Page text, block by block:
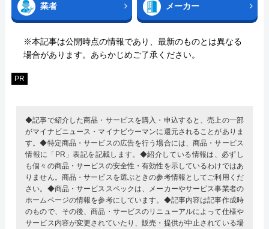
業者 メーカー
※本記事は公開時点の情報であり、最新のものとは異なる
場合があります。あらかじめご了承ください。
PR
◆記事で紹介した商品・サービスを購入・申込すると、売上の一部
がマイナビニュース・マイナビウーマンに還元されることがありま
す。◆特定商品・サービスの広告を行う場合には、商品・サービス
情報に「PR」表記を記載します。◆紹介している情報は、必ずし
も個々の商品・サービスの安全性・有効性を示しているわけではあ
りません。商品・サービスを選ぶときの参考情報としてご利用くだ
さい。◆商品・サービススペックは、メーカーやサービス事業者の
ホームページの情報を参考にしています。◆記事内容は記事作成時
のもので、その後、商品・サービスのリニューアルによって仕様や
サービス内容が変更されていたり、販売・提供が中止されている場